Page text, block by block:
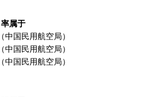
率属于
中国民用航空局）
中国民用航空局）
中国民用航空局）